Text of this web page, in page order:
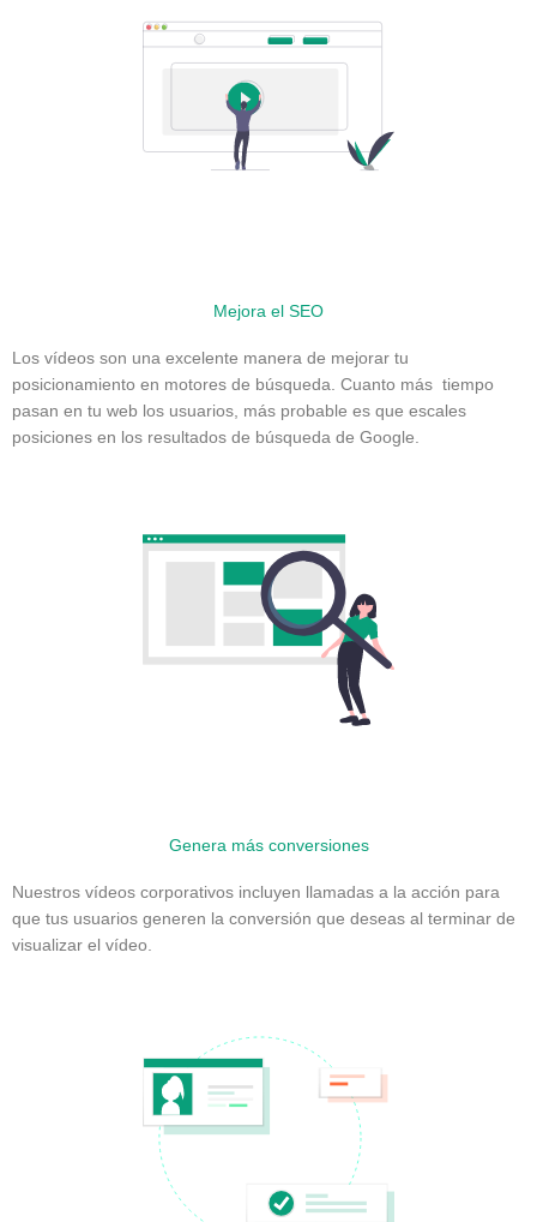
Mejora el SEO
Los vídeos son una excelente manera de mejorar tu
posicionamiento en motores de búsqueda. Cuanto más tiempo
pasan en tu web los usuarios, más probable es que escales
posiciones en los resultados de búsqueda de Google.
Genera más conversiones
Nuestros vídeos corporativos incluyen llamadas a la acción para
que tus usuarios generen la conversión que deseas al terminar de
visualizar el vídeo.